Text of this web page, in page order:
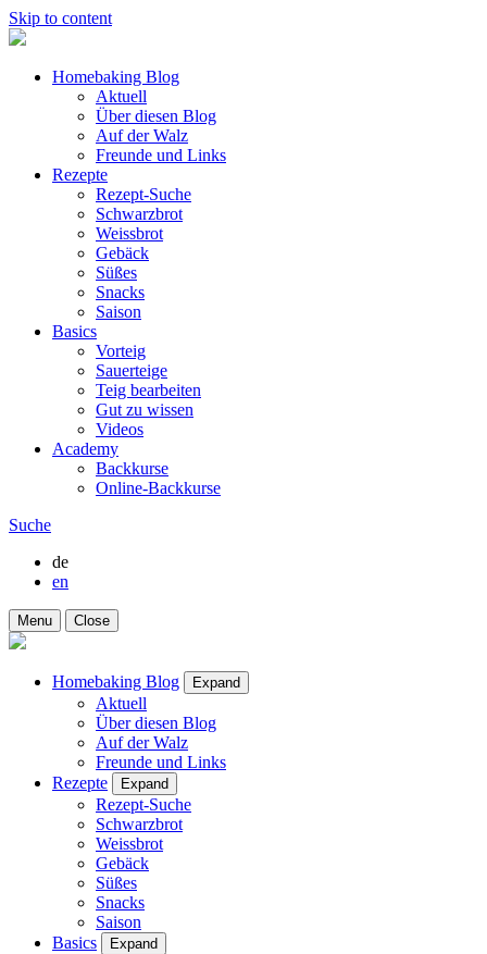
Skip to content
Homebaking Blog
Aktuell
Über diesen Blog
Auf der Walz
Freunde und Links
Rezepte
Rezept-Suche
Schwarzbrot
Weissbrot
Gebäck
Süßes
Snacks
Saison
Basics
Vorteig
Sauerteige
Teig bearbeiten
Gut zu wissen
Videos
Academy
Backkurse
Online-Backkurse
Suche
de
en
Menu Close
Homebaking Blog Expand
Aktuell
Über diesen Blog
Auf der Walz
Freunde und Links
Rezepte
Expand
Rezept-Suche
Schwarzbrot
Weissbrot
Gebäck
Süßes
Snacks
Saison
Basics
Expand